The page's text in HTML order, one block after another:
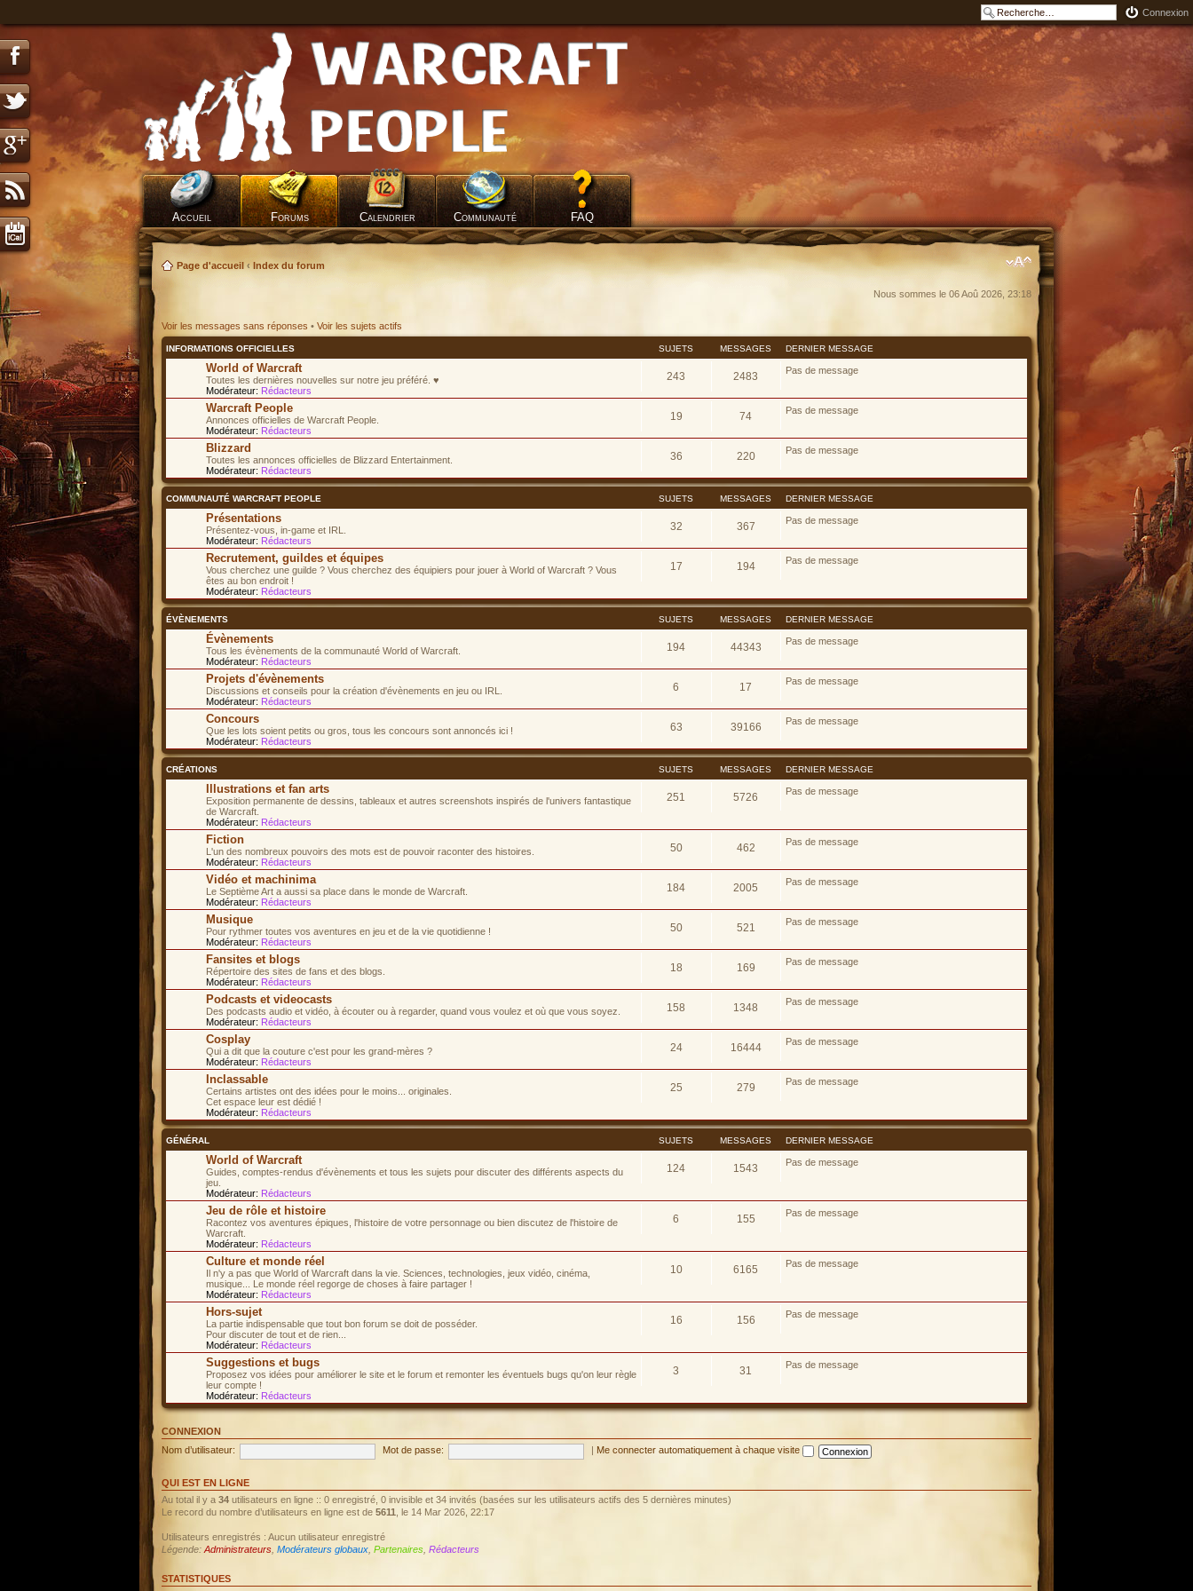
Connexion
Accueil Forums Calendrier Communauté FAQ
Page d'accueil ‹ Index du forum
Nous sommes le 06 Aoû 2026, 23:18
Voir les messages sans réponses • Voir les sujets actifs
INFORMATIONS OFFICIELLES SUJETS MESSAGES DERNIER MESSAGE
World of Warcraft
Toutes les dernières nouvelles sur notre jeu préféré. ♥
Modérateur: Rédacteurs
243 2483 Pas de message
Warcraft People
Annonces officielles de Warcraft People.
Modérateur: Rédacteurs
19 74 Pas de message
Blizzard
Toutes les annonces officielles de Blizzard Entertainment.
Modérateur: Rédacteurs
36 220 Pas de message
COMMUNAUTÉ WARCRAFT PEOPLE SUJETS MESSAGES DERNIER MESSAGE
Présentations
Présentez-vous, in-game et IRL.
Modérateur: Rédacteurs
32 367 Pas de message
Recrutement, guildes et équipes
Vous cherchez une guilde ? Vous cherchez des équipiers pour jouer à World of Warcraft ? Vous
êtes au bon endroit !
Modérateur: Rédacteurs
17 194 Pas de message
ÉVÈNEMENTS SUJETS MESSAGES DERNIER MESSAGE
Évènements
Tous les évènements de la communauté World of Warcraft.
Modérateur: Rédacteurs
194 44343 Pas de message
Projets d'évènements
Discussions et conseils pour la création d'évènements en jeu ou IRL.
Modérateur: Rédacteurs
6 17 Pas de message
Concours
Que les lots soient petits ou gros, tous les concours sont annoncés ici !
Modérateur: Rédacteurs
63 39166 Pas de message
CRÉATIONS SUJETS MESSAGES DERNIER MESSAGE
Illustrations et fan arts
Exposition permanente de dessins, tableaux et autres screenshots inspirés de l'univers fantastique
de Warcraft.
Modérateur: Rédacteurs
251 5726 Pas de message
Fiction
L'un des nombreux pouvoirs des mots est de pouvoir raconter des histoires.
Modérateur: Rédacteurs
50 462 Pas de message
Vidéo et machinima
Le Septième Art a aussi sa place dans le monde de Warcraft.
Modérateur: Rédacteurs
184 2005 Pas de message
Musique
Pour rythmer toutes vos aventures en jeu et de la vie quotidienne !
Modérateur: Rédacteurs
50 521 Pas de message
Fansites et blogs
Répertoire des sites de fans et des blogs.
Modérateur: Rédacteurs
18 169 Pas de message
Podcasts et videocasts
Des podcasts audio et vidéo, à écouter ou à regarder, quand vous voulez et où que vous soyez.
Modérateur: Rédacteurs
158 1348 Pas de message
Cosplay
Qui a dit que la couture c'est pour les grand-mères ?
Modérateur: Rédacteurs
24 16444 Pas de message
Inclassable
Certains artistes ont des idées pour le moins... originales.
Cet espace leur est dédié !
Modérateur: Rédacteurs
25 279 Pas de message
GÉNÉRAL SUJETS MESSAGES DERNIER MESSAGE
World of Warcraft
Guides, comptes-rendus d'évènements et tous les sujets pour discuter des différents aspects du
jeu.
Modérateur: Rédacteurs
124 1543 Pas de message
Jeu de rôle et histoire
Racontez vos aventures épiques, l'histoire de votre personnage ou bien discutez de l'histoire de
Warcraft.
Modérateur: Rédacteurs
6 155 Pas de message
Culture et monde réel
Il n'y a pas que World of Warcraft dans la vie. Sciences, technologies, jeux vidéo, cinéma,
musique... Le monde réel regorge de choses à faire partager !
Modérateur: Rédacteurs
10 6165 Pas de message
Hors-sujet
La partie indispensable que tout bon forum se doit de posséder.
Pour discuter de tout et de rien...
Modérateur: Rédacteurs
16 156 Pas de message
Suggestions et bugs
Proposez vos idées pour améliorer le site et le forum et remonter les éventuels bugs qu'on leur règle
leur compte !
Modérateur: Rédacteurs
3 31 Pas de message
CONNEXION
Nom d’utilisateur:
Mot de passe: Me connecter automatiquement à chaque visite
QUI EST EN LIGNE
Au total il y a 34 utilisateurs en ligne :: 0 enregistré, 0 invisible et 34 invités (basées sur les utilisateurs actifs des 5 dernières minutes)
Le record du nombre d’utilisateurs en ligne est de 5611 , le 14 Mar 2026, 22:17
Utilisateurs enregistrés : Aucun utilisateur enregistré
Légende: Administrateurs Modérateurs globaux Partenaires Rédacteurs
STATISTIQUES